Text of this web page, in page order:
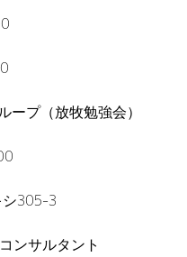
ープ（放牧勉強会）
シ305-3
ンサルタント